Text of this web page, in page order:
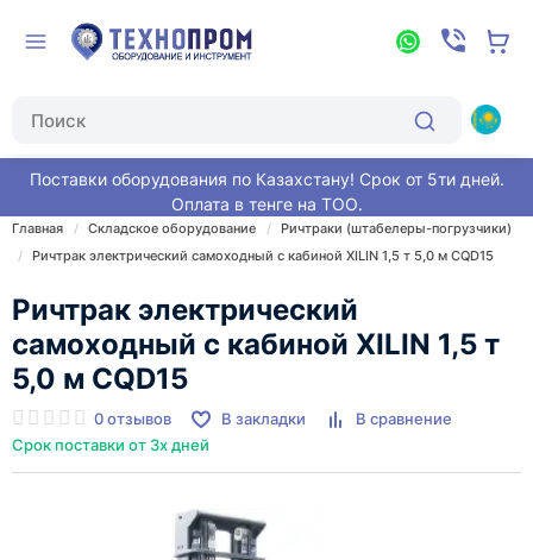
Поставки оборудования по Казахстану! Срок от 5ти дней.
Оплата в тенге на ТОО.
Главная Складское оборудование
Ричтраки (штабелеры-погрузчики)
Ричтрак электрический самоходный с кабиной XILIN 1,5 т 5,0 м CQD15
Ричтрак электрический
самоходный с кабиной XILIN 1,5 т
5,0 м CQD15
0 отзывов В закладки
В сравнение
Срок поставки от 3х дней